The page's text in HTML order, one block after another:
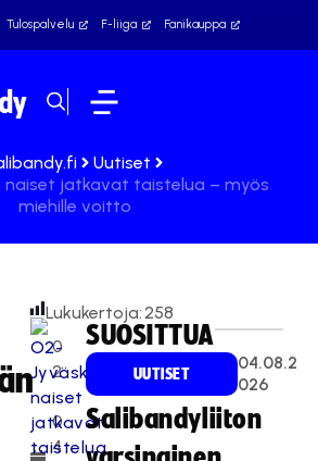
Tulospalvelu F-liiga Fanikauppa
Uutiset
naiset jatkavat taistelua – myös
miehille voitto
0
2
.
0
4
Lukukertoja:258
SUOSITTUA
UUTISET
04.08.2
026
Salibandyliiton